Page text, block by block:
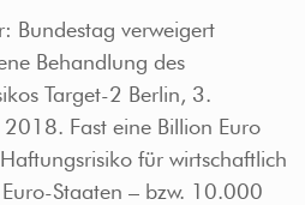
Bundestag verweigert
Behandlung des
Target-2 Berlin, 3.
2018. Fast eine Billion Euro
für wirtschaftlich
Staaten – bzw. 10.000